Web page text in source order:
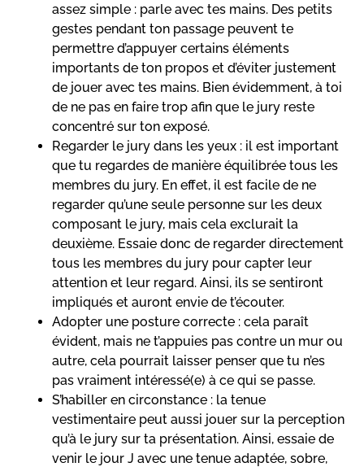
assez simple : parle avec tes mains. Des petits
gestes pendant ton passage peuvent te
permettre d’appuyer certains éléments
importants de ton propos et d’éviter justement
de jouer avec tes mains. Bien évidemment, à toi
de ne pas en faire trop afin que le jury reste
concentré sur ton exposé.
Regarder le jury dans les yeux : il est important
que tu regardes de manière équilibrée tous les
membres du jury. En effet, il est facile de ne
regarder qu’une seule personne sur les deux
composant le jury, mais cela exclurait la
deuxième. Essaie donc de regarder directement
tous les membres du jury pour capter leur
attention et leur regard. Ainsi, ils se sentiront
impliqués et auront envie de t’écouter.
Adopter une posture correcte : cela paraît
évident, mais ne t’appuies pas contre un mur ou
autre, cela pourrait laisser penser que tu n’es
pas vraiment intéressé(e) à ce qui se passe.
S’habiller en circonstance : la tenue
vestimentaire peut aussi jouer sur la perception
qu’à le jury sur ta présentation. Ainsi, essaie de
venir le jour J avec une tenue adaptée, sobre,